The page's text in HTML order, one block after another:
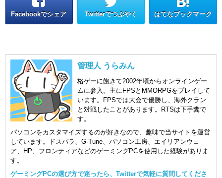
Facebookでシェア Twitterでつぶやく はてなブックマーク
管理人 うらみん
格ゲーに飽きて2002年頃からオンラインゲー
ムに参入。主にFPSとMMORPGをプレイして
います。FPSでは大会で優勝し、海外クラン
と対戦したことがあります。RTSは下手糞で
す。
パソコンをカスタマイズするのが好きなので、趣味で当サイトを運営
しています。ドスパラ、G-Tune、パソコン工房、エイリアンウェ
ア、HP、フロンティアなどのゲーミングPCを使用した経験がありま
す。
ゲーミングPCの選び方で迷ったら、Twitterで気軽に質問してくださ